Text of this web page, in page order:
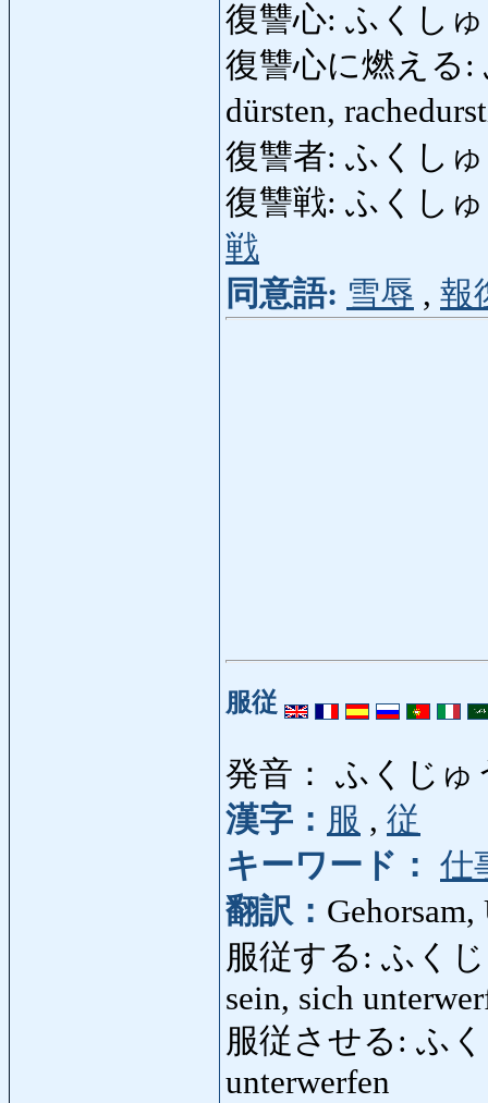
復讐心: ふくしゅ
復讐心に燃える:
dürsten,
復讐者: ふくしゅ
復讐戦: ふくしゅ
戦
同意語: 雪辱 , 報
服従
発音： ふくじゅ
漢字： 服 , 従
キーワード： 仕
翻訳：
服従する: ふくじ
sein, sich
服従させる: ふ
unterwerfen